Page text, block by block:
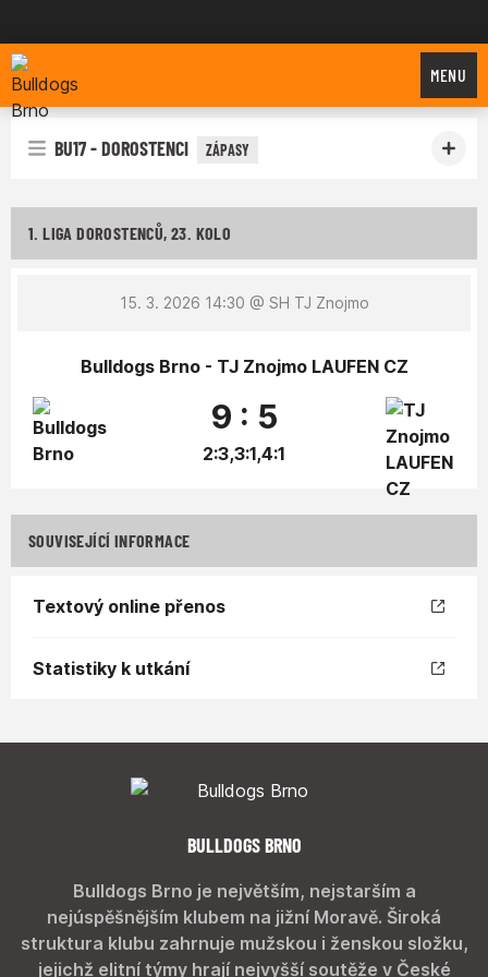
Bulldogs Brno
MENU
BU17 - DOROSTENCI ZÁPASY
1. LIGA DOROSTENCŮ, 23. KOLO
15. 3. 2026 14:30 @ SH TJ Znojmo
Bulldogs Brno - TJ Znojmo LAUFEN CZ
9 : 5
2:3,3:1,4:1
SOUVISEJÍCÍ INFORMACE
Textový online přenos
Statistiky k utkání
BULLDOGS BRNO
Bulldogs Brno je největším, nejstarším a
nejúspěšnějším klubem na jižní Moravě. Široká
struktura klubu zahrnuje mužskou i ženskou složku,
jejichž elitní týmy hrají nejvyšší soutěže v České